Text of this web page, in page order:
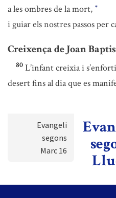
a les ombres de la mort, *
i guiar els nostres passos per
Creixença de Joan
80 L’infant creixia i
desert fins al dia que es
Evangeli
segons
Marc 16